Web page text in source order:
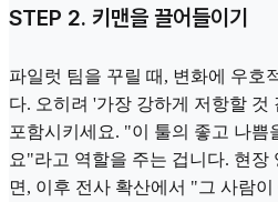
STEP 2. 키맨을 끌어들이기
파일럿 팀을 꾸릴 때, 변화에 우호
다. 오히려 '가장 강하게 저항할 것
포함시키세요. "이 툴의 좋고 나쁨
요"라고 역할을 주는 겁니다. 현장
면, 이후 전사 확산에서 "그 사람